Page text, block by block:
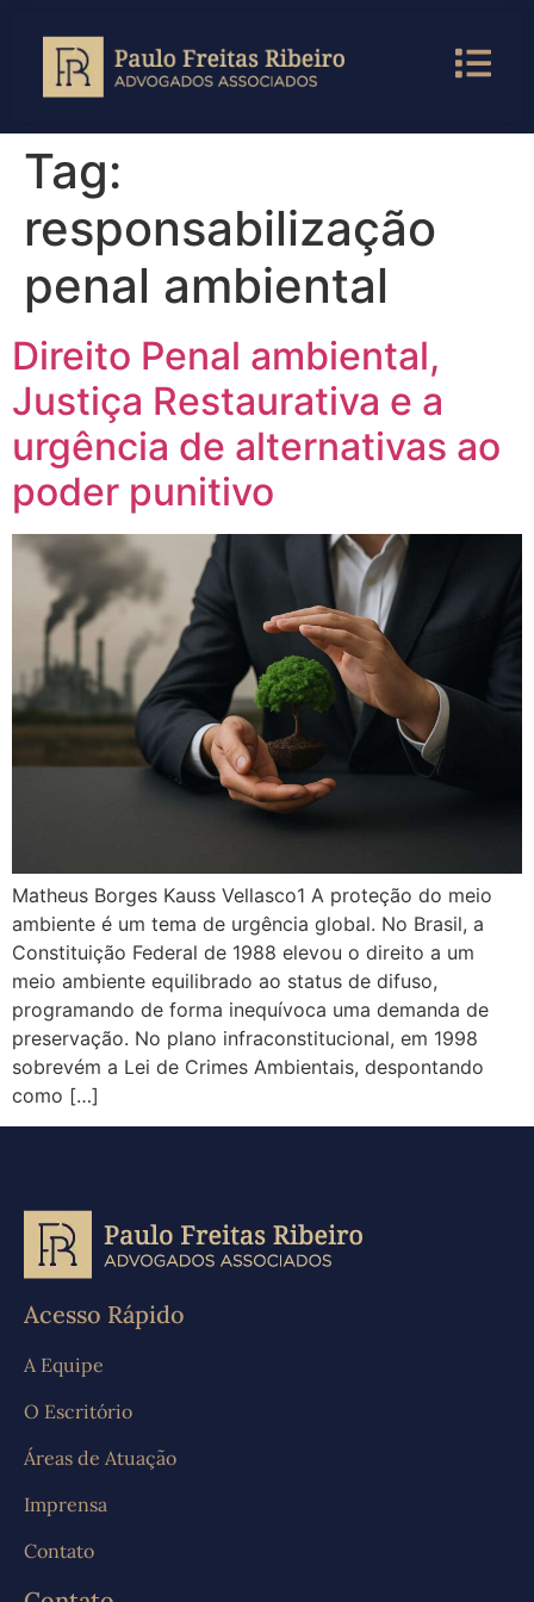
Tag:
responsabilização
penal ambiental
Direito Penal ambiental,
Justiça Restaurativa e a
urgência de alternativas ao
poder punitivo
Matheus Borges Kauss Vellasco1 A proteção do meio
ambiente é um tema de urgência global. No Brasil, a
Constituição Federal de 1988 elevou o direito a um
meio ambiente equilibrado ao status de difuso,
programando de forma inequívoca uma demanda de
preservação. No plano infraconstitucional, em 1998
sobrevém a Lei de Crimes Ambientais, despontando
como […]
Acesso Rápido
A Equipe
O Escritório
Áreas de Atuação
Imprensa
Contato